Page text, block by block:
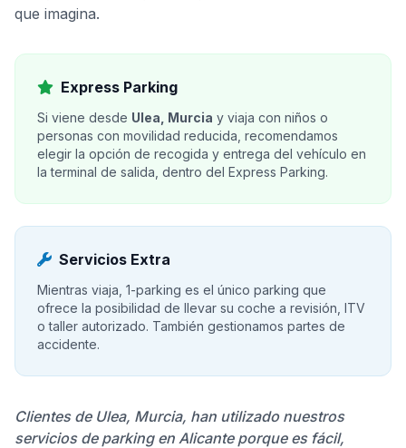
que imagina.
Express Parking
Si viene desde Ulea, Murcia y viaja con niños o
personas con movilidad reducida, recomendamos
elegir la opción de recogida y entrega del vehículo en
la terminal de salida, dentro del Express Parking.
Servicios Extra
Mientras viaja, 1-parking es el único parking que
ofrece la posibilidad de llevar su coche a revisión, ITV
o taller autorizado. También gestionamos partes de
accidente.
Clientes de Ulea, Murcia, han utilizado nuestros
servicios de parking en Alicante porque es fácil,